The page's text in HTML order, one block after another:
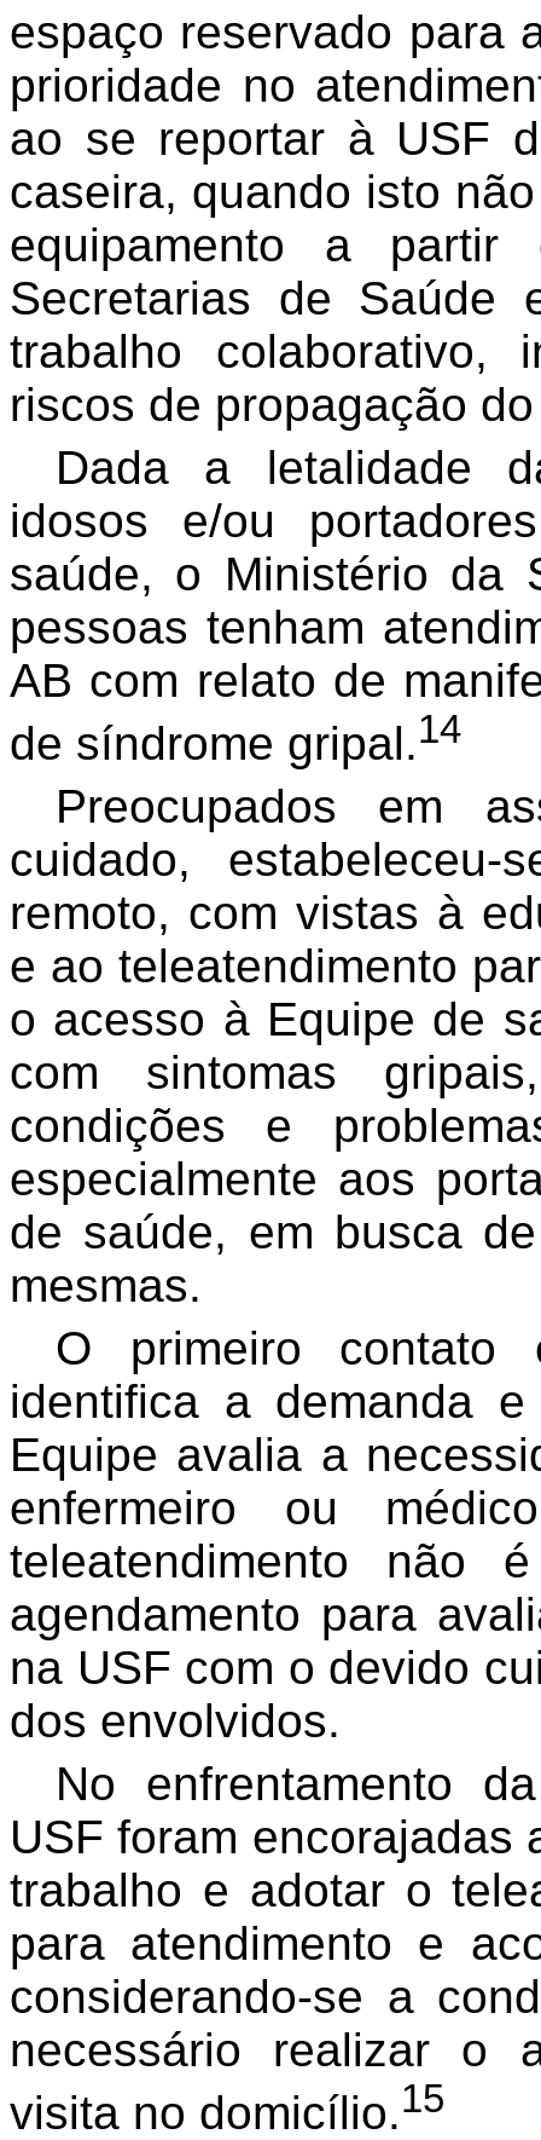
espaço reservado para
prioridade no
ao se reportar à USF
caseira, quando isto
equipamento a
Secretarias de Saúde
trabalho colaborativo,
riscos de propagação
Dada a letalidade
idosos e/ou
saúde, o Ministério da
pessoas tenham
AB com relato de
de síndrome gripal.14
Preocupados em
cuidado,
remoto, com vistas à
e ao teleatendimento
o acesso à Equipe de
com sintomas
condições e
especialmente aos
de saúde, em busca
mesmas.
O primeiro contato
identifica a demanda
Equipe avalia a
enfermeiro ou
teleatendimento não
agendamento para
na USF com o devido
dos envolvidos.
No enfrentamento
USF foram encorajadas
trabalho e adotar o
para atendimento e
considerando-se a
necessário realizar o
visita no domicílio.15